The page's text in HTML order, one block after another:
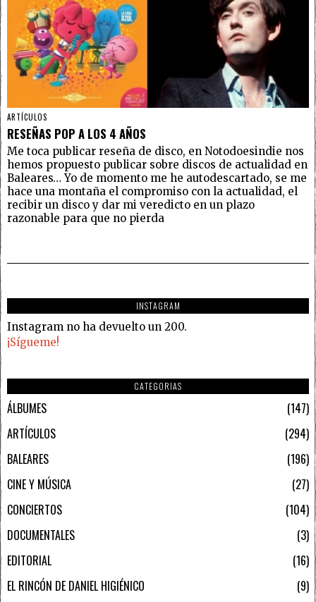
ARTÍCULOS
RESEÑAS POP A LOS 4 AÑOS
Me toca publicar reseña de disco, en Notodoesindie nos
hemos propuesto publicar sobre discos de actualidad en
Baleares… Yo de momento me he autodescartado, se me
hace una montaña el compromiso con la actualidad, el
recibir un disco y dar mi veredicto en un plazo
razonable para que no pierda
INSTAGRAM
Instagram no ha devuelto un 200.
¡Sígueme!
CATEGORIAS
ÁLBUMES
147
ARTÍCULOS
294
BALEARES
196
CINE Y MÚSICA
27
CONCIERTOS
104
DOCUMENTALES
3
EDITORIAL
16
EL RINCÓN DE DANIEL HIGIÉNICO
9